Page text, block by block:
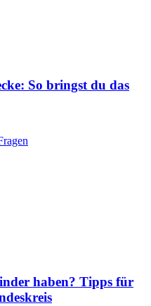
So bringst du das
haben? Tipps für